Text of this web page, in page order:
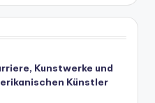
Kunstwerke und
Künstler